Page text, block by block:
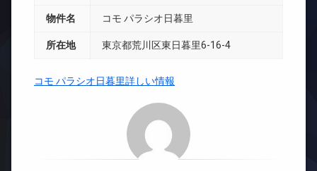
物件名 コモ パラシオ日暮里
所在地 東京都荒川区東日暮里6-16-4
コモ パラシオ日暮里詳しい情報